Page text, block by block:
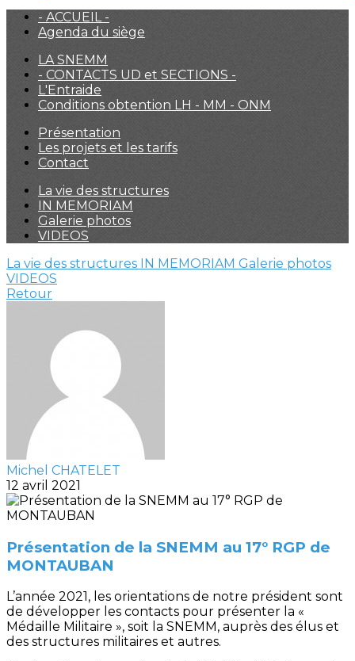
- ACCUEIL -
Agenda du siège
LA SNEMM
- CONTACTS UD et SECTIONS -
L'Entraide
Conditions obtention LH - MM - ONM
Présentation
Les projets et les tarifs
Contact
La vie des structures
IN MEMORIAM
Galerie photos
VIDEOS
La vie des structures IN MEMORIAM Galerie photos
VIDEOS
Retour
Michel CHATELET
12 avril 2021
Présentation de la SNEMM au 17° RGP de
MONTAUBAN
L’année 2021, les orientations de notre président sont
de développer les contacts pour présenter la «
Médaille Militaire », soit la SNEMM, auprès des élus et
des structures militaires et autres.